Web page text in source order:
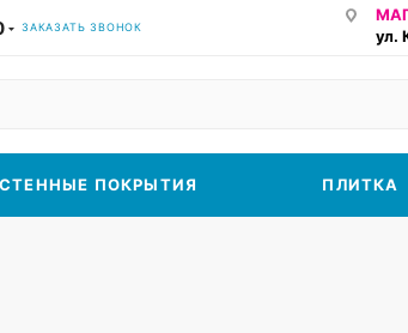
ЗАКАЗАТЬ ЗВОНОК
ул.
ПОКРЫТИЯ ПЛИТКА